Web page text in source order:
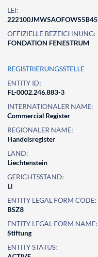
LEI:
222100JMWSAOFOWS5B45
OFFIZIELLE BEZEICHNUNG:
FONDATION FENESTRUM
REGISTRIERUNGSSTELLE
ENTITY ID:
FL-0002.246.883-3
INTERNATIONALER NAME:
Commercial Register
REGIONALER NAME:
Handelsregister
LAND:
Liechtenstein
GERICHTSSTAND:
LI
ENTITY LEGAL FORM CODE:
BSZ8
ENTITY LEGAL FORM NAME:
Stiftung
ENTITY STATUS: